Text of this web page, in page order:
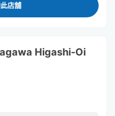
店舖
Higashi-Oi